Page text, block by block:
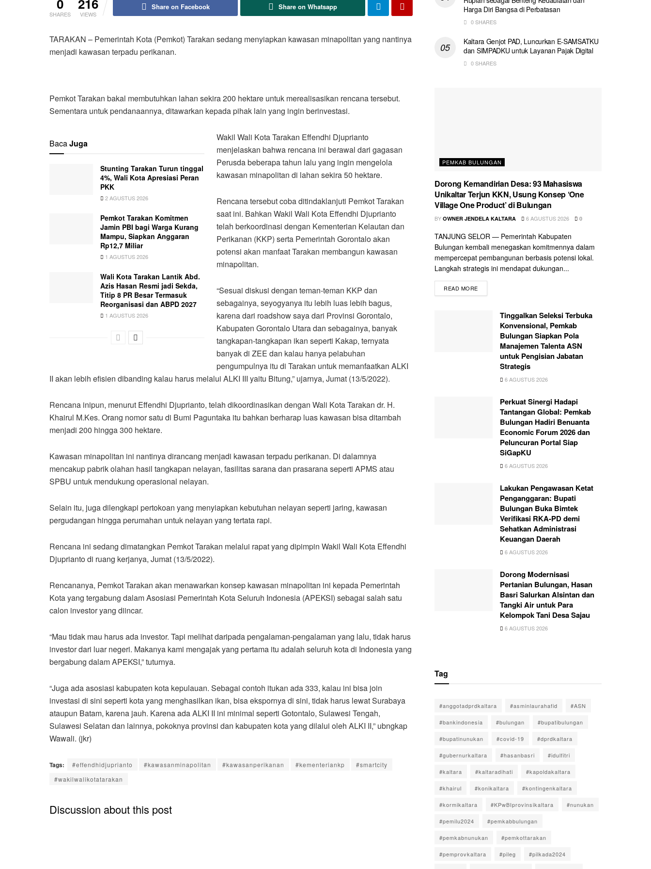
SHARES VIEWS
Share on Facebook Share on Whatsapp
TARAKAN – Pemerintah Kota (Pemkot) Tarakan sedang menyiapkan kawasan minapolitan yang nantinya
menjadi kawasan terpadu perikanan.
Pemkot Tarakan bakal membutuhkan lahan sekira 200 hektare untuk merealisasikan rencana tersebut.
Sementara untuk pendanaannya, ditawarkan kepada pihak lain yang ingin berinvestasi.
BacaJuga
Stunting Tarakan Turun tinggal
4%, Wali Kota Apresiasi Peran
PKK
2 AGUSTUS 2026
Pemkot Tarakan Komitmen
Jamin PBI bagi Warga Kurang
Mampu, Siapkan Anggaran
Rp12,7 Miliar
1 AGUSTUS 2026
Wali Kota Tarakan Lantik Abd.
Azis Hasan Resmi jadi Sekda,
Titip 8 PR Besar Termasuk
Reorganisasi dan ABPD 2027
1 AGUSTUS 2026
Wakil Wali Kota Tarakan Effendhi Djuprianto
menjelaskan bahwa rencana ini berawal dari gagasan
Perusda beberapa tahun lalu yang ingin mengelola
kawasan minapolitan di lahan sekira 50 hektare.
Rencana tersebut coba ditindaklanjuti Pemkot Tarakan
saat ini. Bahkan Wakil Wali Kota Effendhi Djuprianto
telah berkoordinasi dengan Kementerian Kelautan dan
Perikanan (KKP) serta Pemerintah Gorontalo akan
potensi akan manfaat Tarakan membangun kawasan
minapolitan.
“Sesuai diskusi dengan teman-teman KKP dan
sebagainya, seyogyanya itu lebih luas lebih bagus,
karena dari roadshow saya dari Provinsi Gorontalo,
Kabupaten Gorontalo Utara dan sebagainya, banyak
tangkapan-tangkapan ikan seperti Kakap, ternyata
banyak di ZEE dan kalau hanya pelabuhan
pengumpulnya itu di Tarakan untuk memanfaatkan ALKI
II akan lebih efisien dibanding kalau harus melalui ALKI III yaitu Bitung,” ujarnya, Jumat (13/5/2022).
Rencana inipun, menurut Effendhi Djuprianto, telah dikoordinasikan dengan Wali Kota Tarakan dr. H.
Khairul M.Kes. Orang nomor satu di Bumi Paguntaka itu bahkan berharap luas kawasan bisa ditambah
menjadi 200 hingga 300 hektare.
Kawasan minapolitan ini nantinya dirancang menjadi kawasan terpadu perikanan. Di dalamnya
mencakup pabrik olahan hasil tangkapan nelayan, fasilitas sarana dan prasarana seperti APMS atau
SPBU untuk mendukung operasional nelayan.
Selain itu, juga dilengkapi pertokoan yang menyiapkan kebutuhan nelayan seperti jaring, kawasan
pergudangan hingga perumahan untuk nelayan yang tertata rapi.
Rencana ini sedang dimatangkan Pemkot Tarakan melalui rapat yang dipimpin Wakil Wali Kota Effendhi
Djuprianto di ruang kerjanya, Jumat (13/5/2022).
Rencananya, Pemkot Tarakan akan menawarkan konsep kawasan minapolitan ini kepada Pemerintah
Kota yang tergabung dalam Asosiasi Pemerintah Kota Seluruh Indonesia (APEKSI) sebagai salah satu
calon investor yang diincar.
“Mau tidak mau harus ada investor. Tapi melihat daripada pengalaman-pengalaman yang lalu, tidak harus
investor dari luar negeri. Makanya kami mengajak yang pertama itu adalah seluruh kota di Indonesia yang
bergabung dalam APEKSI,” tuturnya.
“Juga ada asosiasi kabupaten kota kepulauan. Sebagai contoh itukan ada 333, kalau ini bisa join
investasi di sini seperti kota yang menghasilkan ikan, bisa ekspornya di sini, tidak harus lewat Surabaya
ataupun Batam, karena jauh. Karena ada ALKI II ini minimal seperti Gotontalo, Sulawesi Tengah,
Sulawesi Selatan dan lainnya, pokoknya provinsi dan kabupaten kota yang dilalui oleh ALKI II,” ubngkap
Wawali. (jkr)
Tags: #effendhidjuprianto #kawasanminapolitan #kawasanperikanan #kementeriankp
#smartcity
#wakilwalikotatarakan
Discussion about this post
Harga Diri Bangsa di Perbatasan
0 SHARES
Kaltara Genjot PAD, Luncurkan E-SAMSATKU
dan SIMPADKU untuk Layanan Pajak Digital
0 SHARES
PEMKAB BULUNGAN
Dorong Kemandirian Desa: 93 Mahasiswa
Unikaltar Terjun KKN, Usung Konsep ‘One
Village One Product’ di Bulungan
BY OWNER JENDELA KALTARA 6 AGUSTUS 2026 0
TANJUNG SELOR — Pemerintah Kabupaten
Bulungan kembali menegaskan komitmennya dalam
mempercepat pembangunan berbasis potensi lokal.
Langkah strategis ini mendapat dukungan...
READ MORE
Tinggalkan Seleksi Terbuka
Konvensional, Pemkab
Bulungan Siapkan Pola
Manajemen Talenta ASN
untuk Pengisian Jabatan
Strategis
6 AGUSTUS 2026
Perkuat Sinergi Hadapi
Tantangan Global: Pemkab
Bulungan Hadiri Benuanta
Economic Forum 2026 dan
Peluncuran Portal Siap
SiGapKU
6 AGUSTUS 2026
Lakukan Pengawasan Ketat
Penganggaran: Bupati
Bulungan Buka Bimtek
Verifikasi RKA-PD demi
Sehatkan Administrasi
Keuangan Daerah
6 AGUSTUS 2026
Dorong Modernisasi
Pertanian Bulungan, Hasan
Basri Salurkan Alsintan dan
Tangki Air untuk Para
Kelompok Tani Desa Sajau
6 AGUSTUS 2026
Tag
#anggotadprdkaltara #asminlaurahafid #ASN
#bankindonesia #bulungan #bupatibulungan
#bupatinunukan #covid-19 #dprdkaltara
#gubernurkaltara #hasanbasri #idulfitri
#kaltara #kaltaradihati #kapoldakaltara
#khairul #konikaltara #kontingenkaltara
#kormikaltara #KPwBIprovinsikaltara #nunukan
#pemilu2024 #pemkabbulungan
#pemkabnunukan #pemkottarakan
#pemprovkaltara #pileg #pilkada2024